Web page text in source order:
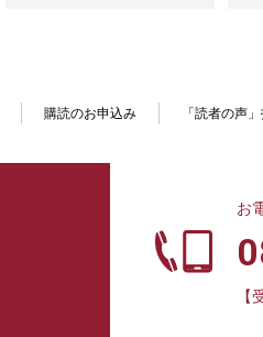
購読のお申込み 「読者の声
お